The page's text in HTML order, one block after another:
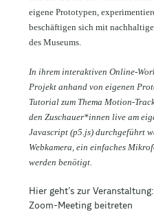
eigene Prototypen,
beschäftigen sich mit
des Museums.
In ihrem interaktiven Online-
Projekt anhand von eigenen
Tutorial zum Thema Motion-
den Zuschauer*innen live am
Javascript (p5.js) durchgeführt
Webkamera, ein einfaches
werden benötigt.
Hier geht’s zur Veranstaltung:
Zoom-Meeting beitreten